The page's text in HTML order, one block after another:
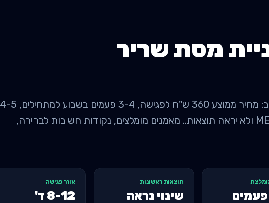
מסת שריר
אימון אישי לבניית מסת שריר בתל אביב: מחיר ממוצע 360 ש"ח לפגישה, 3-4 פעמים בשבוע למתחילים, 4-5
למתקדמים. מתחת ל-3 = פחות מ-MEV ולא יראה תוצאות.. מאמנים מומלצים, נקודות חשובות לבחירה,
3-4 פעמים
תוצאות ראשונות
שינוי נראה
אורך פגישה
8-12 ד'